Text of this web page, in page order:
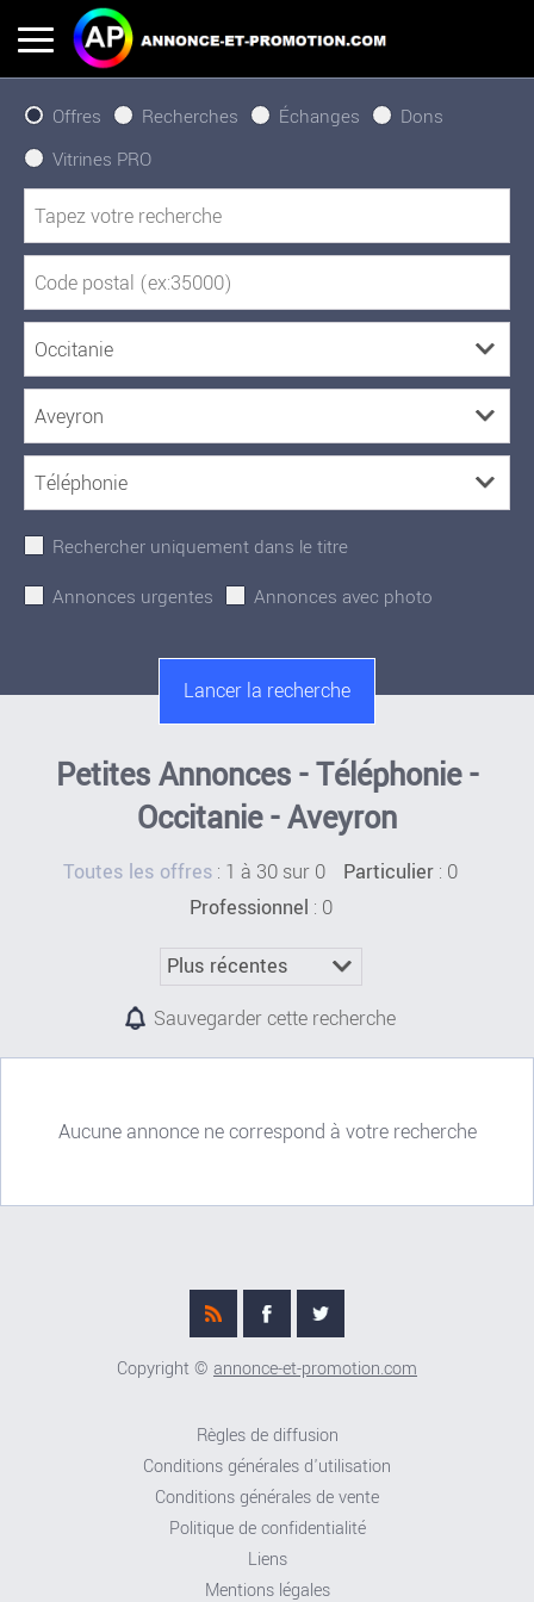
Offres Recherches Échanges
Dons
Vitrines PRO
Rechercher uniquement dans le titre
Annonces urgentes
Annonces avec photo
Petites Annonces - Téléphonie -
Occitanie - Aveyron
Toutes les offres : 1 à 30 sur 0 Particulier : 0
Professionnel : 0
Sauvegarder cette recherche
Aucune annonce ne correspond à votre recherche
Copyright © annonce-et-promotion.com
Règles de diffusion
Conditions générales d'utilisation
Conditions générales de vente
Politique de confidentialité
Liens
Mentions légales